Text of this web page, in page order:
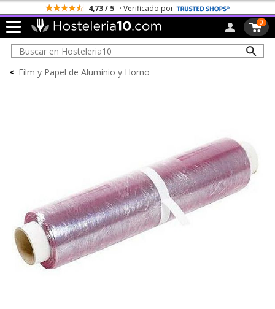
4,73 / 5 · Verificado por
0
< Film y Papel de Aluminio y Horno